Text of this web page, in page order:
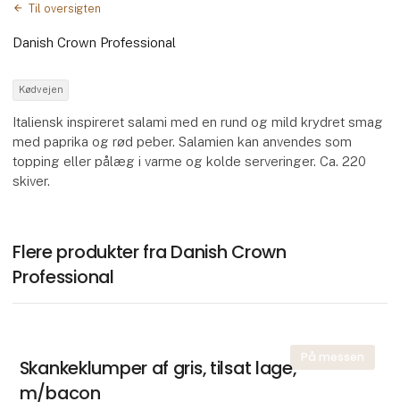
Til oversigten
Danish Crown Professional
Kødvejen
Italiensk inspireret salami med en rund og mild krydret smag
med paprika og rød peber. Salamien kan anvendes som
topping eller pålæg i varme og kolde serveringer. Ca. 220
skiver.
Flere produkter fra Danish Crown
Professional
På messen
Skankeklumper af gris, tilsat lage,
m/bacon